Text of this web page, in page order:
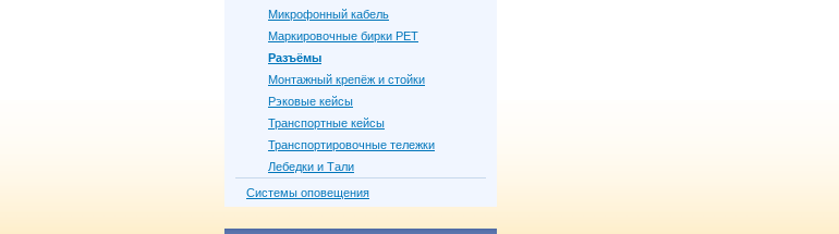
Микрофонный кабель
Маркировочные бирки PET
Разъёмы
Монтажный крепёж и стойки
Рэковые кейсы
Транспортные кейсы
Транспортировочные тележки
Лебедки и Тали
Системы оповещения